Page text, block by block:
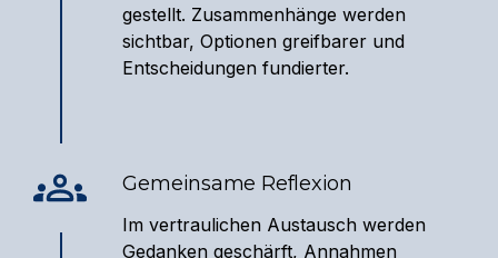
gestellt. Zusammenhänge werden
sichtbar, Optionen greifbarer und
Entscheidungen fundierter.
Gemeinsame Reflexion
Im vertraulichen Austausch werden
Gedanken geschärft, Annahmen